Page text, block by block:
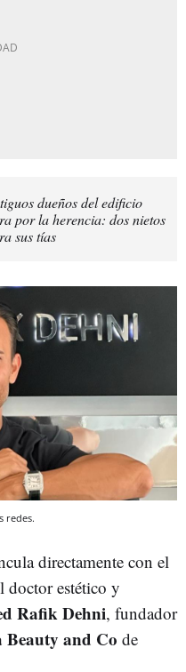
dueños del edificio
por la herencia: dos nietos
sus tías
redes.
directamente con el
doctor estético y
Rafik Dehni, fundador
Beauty and Co de